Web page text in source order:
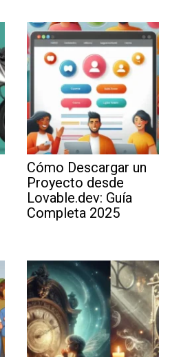
Cómo Descargar un
Proyecto desde
Lovable.dev: Guía
Completa 2025